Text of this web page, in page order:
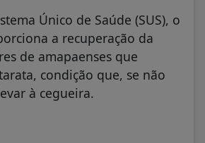
Único de Saúde (SUS), o
a recuperação da
de amapaenses que
condição que, se não
à cegueira.